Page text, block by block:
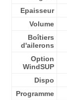
Epaisseur
Volume
Boîtiers
d'ailerons
Option
WindSUP
Dispo
Programme